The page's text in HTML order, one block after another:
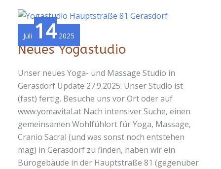
Neues Yogastudio
Unser neues Yoga- und Massage Studio in
Gerasdorf Update 27.9.2025: Unser Studio ist
(fast) fertig. Besuche uns vor Ort oder auf
www.yomavital.at Nach intensiver Suche, einen
gemeinsamen Wohlfühlort für Yoga, Massage,
Cranio Sacral (und was sonst noch entstehen
mag) in Gerasdorf zu finden, haben wir ein
Bürogebäude in der Hauptstraße 81 (gegenüber
Juli 14 2025